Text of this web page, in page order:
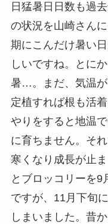
日猛暑日日数も過
の状況を山崎さん
期にこんだけ暑い
しいですね。とに
暑…。まだ、気温
定植すれば根も活
やりをすると地温
に育ちません。そ
寒くなり成長が止
とブロッコリーを9
ですが、11月下旬
しまいました。昔